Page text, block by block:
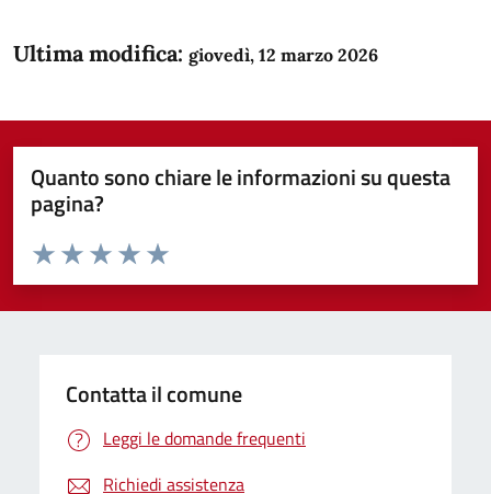
Ultima modifica: giovedì, 12 marzo 2026
Quanto sono chiare le informazioni su questa
pagina?
Domanda
Valuta da 1 a 5 stelle la pagina
Valuta 5 stelle su 5
Valuta 4 stelle su 5
Valuta 3 stelle su 5
Valuta 2 stelle su 5
Valuta 1 stelle su 5
Contatta il comune
Leggi le domande frequenti
Richiedi assistenza